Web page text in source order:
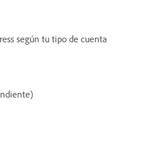
según tu tipo de cuenta